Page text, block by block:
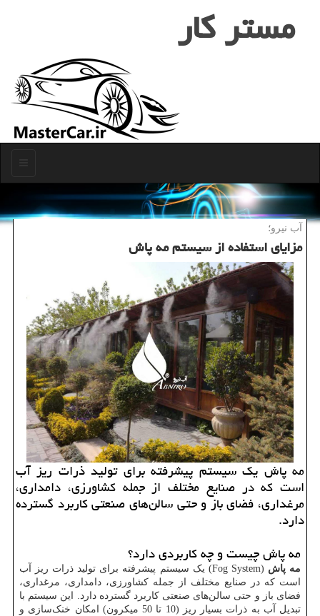
مستر كار
آب نیرو؛
مزایای استفاده از سیستم مه پاش
مه پاش یک سیستم پیشرفته برای تولید ذرات ریز آب
است که در صنایع مختلف از جمله کشاورزی، دامداری،
مرغداری، فضای باز و حتی سالن‌های صنعتی کاربرد گسترده
دارد.
مه پاش چیست و چه کاربردی دارد؟
مه پاش (Fog System) یک سیستم پیشرفته برای تولید ذرات ریز آب
است که در صنایع مختلف از جمله کشاورزی، دامداری، مرغداری،
فضای باز و حتی سالن‌های صنعتی کاربرد گسترده دارد. این سیستم با
تبدیل آب به ذرات بسیار ریز (10 تا 50 میکرون) امکان خنک‌سازی و